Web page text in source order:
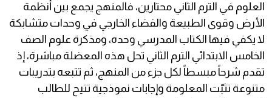
العلوم في الترم الثاني محتارين، فالمنهج يجمع بين أنظمة
الأرض وقوى الطبيعة والفضاء الخارجي في وحدات متشابكة
لا يكفي فيها الكتاب المدرسي وحده، ومذكرة علوم الصف
الخامس الابتدائي الترم الثاني تحل هذه المعضلة مباشرة، إذ
تقدم شرحاً مبسطاً لكل جزء من المنهج، ثم تتبعه بتدريبات
متنوعة تثبّت المعلومة وإجابات نموذجية تتيح للطالب